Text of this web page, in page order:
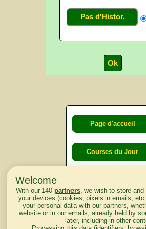
Pas d'Histor.
Page d'accueil
Courses du Jour
lendemain
Courses
Welcome
With our 140 partners, we wish to store
your devices (cookies, pixels in emails,
your personal data with our partners,
website or in our emails, already held by
later, including in other